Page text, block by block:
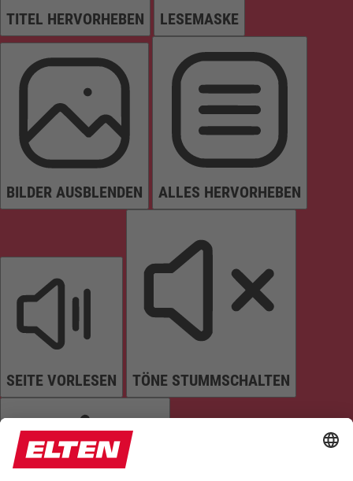
TITEL HERVORHEBEN LESEMASKE
BILDER AUSBLENDEN ALLES HERVORHEBEN
SEITE VORLESEN TÖNE STUMMSCHALTEN